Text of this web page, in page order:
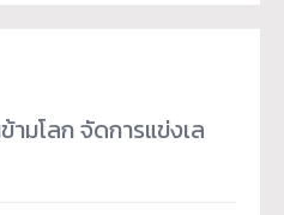
ามโลก จัดการแข่งเล